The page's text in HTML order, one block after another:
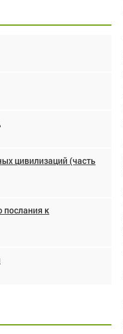
цивилизаций (часть
послания к